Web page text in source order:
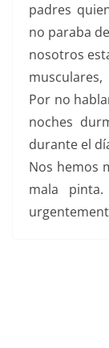
padres
no paraba
nosotros
Por no
noches
durante el
Nos hemos
mala